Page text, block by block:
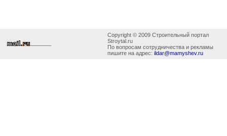
Copyright © 2009 Строительный портал
Stroytal.ru
По вопросам сотрудничества и рекламы
пишите на адрес: ildar@mamyshev.ru